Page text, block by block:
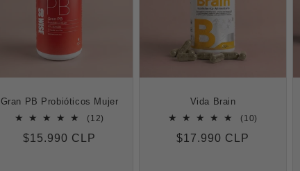
Gran PB Probióticos Mujer
(12)
Precio
$15.990 CLP
Vida Brain
(10)
Precio
$17.990 CLP